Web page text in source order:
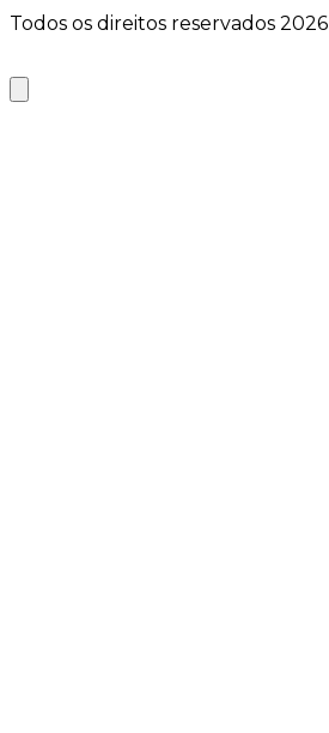
Todos os direitos reservados 2026